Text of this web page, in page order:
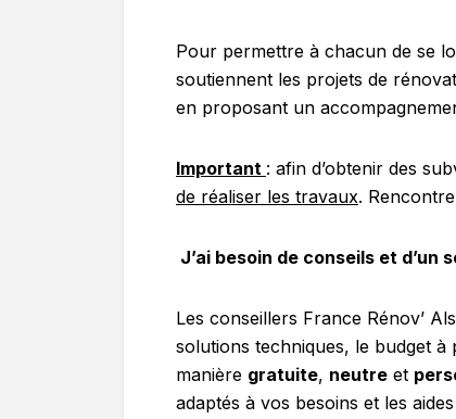
Pour permettre à chacun de se
soutiennent les projets de
en proposant un
Important : afin d’obtenir des
de réaliser les travaux.
J’ai besoin de conseils et
Les conseillers France Rénov’
solutions techniques, le budget
manière gratuite, neutre et
adaptés à vos besoins et les